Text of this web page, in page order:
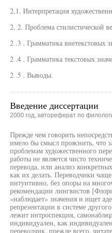
2.1. Интерпретация
2. 2. Проблема стилистической
2 .3 . Грамматика внетекстовых
2 .4 . Грамматика текстовых
2 .5 . Выводы.
Введение диссертации
2000 год, автореферат по
Прежде чем говорить
имело бы смысл прояснить, что
проблемам художественного
работы не является чисто
перевода, или анализ
как их делать. Переводчики
интуитивно, без опоры на
рекомендации лингвистов
«наблюдает» значения и ищет
репрезентации в системе
лежит интроспекция,
индивидуален, как
переводчик, прежде всего,